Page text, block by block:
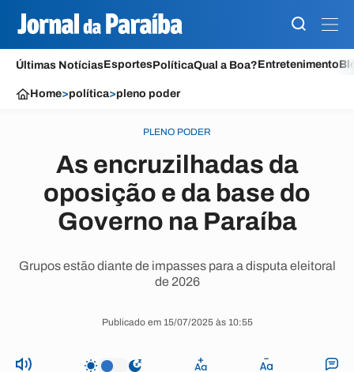
Últimas NotíciasEsportesPolíticaQual a Boa?Entretenimento
Home>política>pleno poder
PLENO PODER
As encruzilhadas da
oposição e da base do
Governo na Paraíba
Grupos estão diante de impasses para a disputa eleitoral
de 2026
Publicado em 15/07/2025 às 10:55